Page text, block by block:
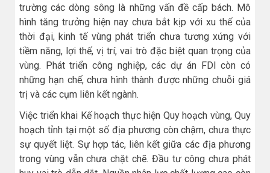
trường các dòng sông là những vấn đề cấp bách. Mô
hình tăng trưởng hiện nay chưa bắt kịp với xu thế của
thời đại, kinh tế vùng phát triển chưa tương xứng với
tiềm năng, lợi thế, vị trí, vai trò đặc biệt quan trọng của
vùng. Phát triển công nghiệp, các dự án FDI còn có
những hạn chế, chưa hình thành được những chuỗi giá
trị và các cụm liên kết ngành.
Việc triển khai Kế hoạch thực hiện Quy hoạch vùng, Quy
hoạch tỉnh tại một số địa phương còn chậm, chưa thực
sự quyết liệt. Sự hợp tác, liên kết giữa các địa phương
trong vùng vẫn chưa chặt chẽ. Đầu tư công chưa phát